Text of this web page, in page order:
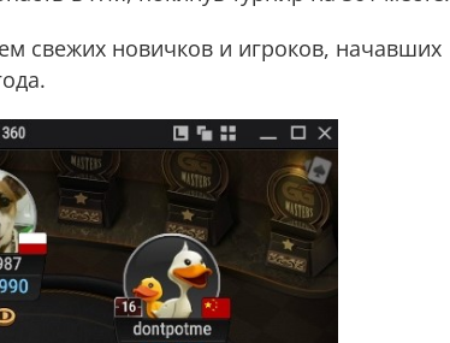
свежих новичков и игроков, начавших